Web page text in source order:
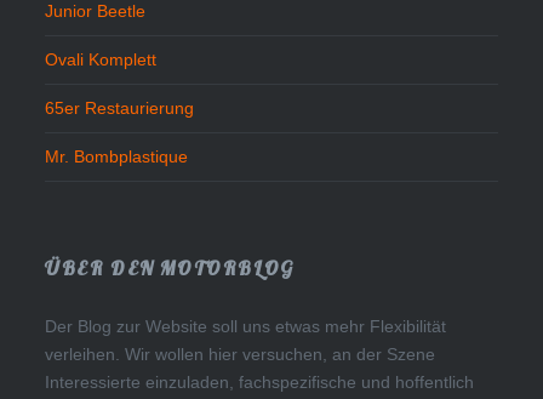
Junior Beetle
Ovali Komplett
65er Restaurierung
Mr. Bombplastique
ÜBER DEN MOTORBLOG
Der Blog zur Website soll uns etwas mehr Flexibilität
verleihen. Wir wollen hier versuchen, an der Szene
Interessierte einzuladen, fachspezifische und hoffentlich